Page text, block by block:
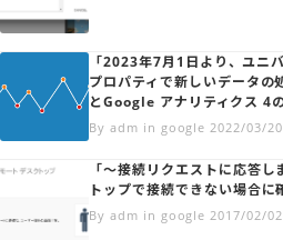
「2023年7月1日より、ユニ
プロパティで新しいデータの
とGoogle アナリティクス 4
By adm in google 2022/03/20
「～接続リクエストに応答
トップで接続できない場合に
By adm in google 2017/02/02